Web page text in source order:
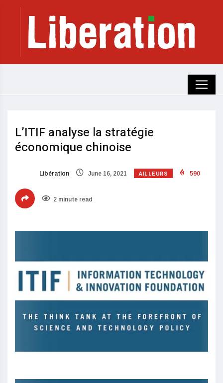
L’ITIF analyse la stratégie
économique chinoise
Libération June 16, 2021 AILLEURS 590
2 minute read